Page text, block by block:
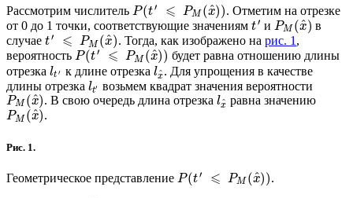
Рассмотрим числитель P(t′ ⩽ PM (x
^)). Отметим на отрезке
от 0 до 1 точки, соответствующие значениям t′ и PM (x
^) в
случае t′ ⩽ PM (x
^). Тогда, как изображено нарис. 1 ,
вероятность P(t′ ⩽ PM (x
^)) будет равна отношению длины
отрезка lt ′ к длине отрезкаlx
^. Для упрощения в качестве
длины отрезка lt′ возьмем квадрат значения вероятности
PM (x
^). В свою очередь длина отрезкаlx
^ равна значению
PM (x
^).
Рис. 1.
Геометрическое представление P(t′ ⩽ PM (x
^)).